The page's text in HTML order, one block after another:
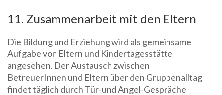
11. Zusammenarbeit mit den Eltern
Die Bildung und Erziehung wird als gemeinsame
Aufgabe von Eltern und Kindertagesstätte
angesehen. Der Austausch zwischen
BetreuerInnen und Eltern über den Gruppenalltag
findet täglich durch Tür-und Angel-Gespräche